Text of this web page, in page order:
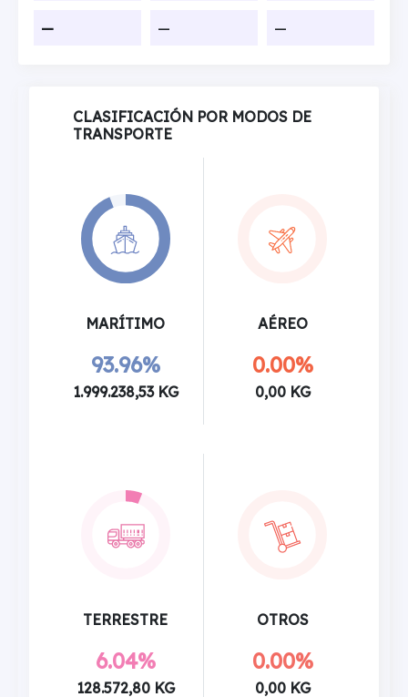
— — —
CLASIFICACIÓN POR MODOS DE
TRANSPORTE
MARÍTIMO
93.96%
1.999.238,53 KG
AÉREO
0.00%
0,00 KG
TERRESTRE
6.04%
128.572,80 KG
OTROS
0.00%
0,00 KG